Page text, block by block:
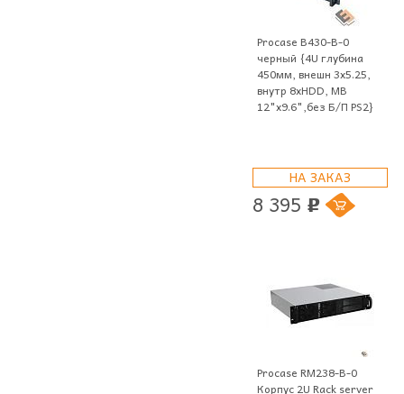
Procase B430-B-0
черный {4U глубина
450мм, внешн 3x5.25,
внутр 8xHDD, MB
12"x9.6",без Б/П PS2}
НА ЗАКАЗ
8 395 p
Procase RM238-B-0
Корпус 2U Rack server